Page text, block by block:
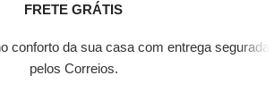
FRETE GRÁTIS
conforto da sua casa com entrega segurada
pelos Correios.